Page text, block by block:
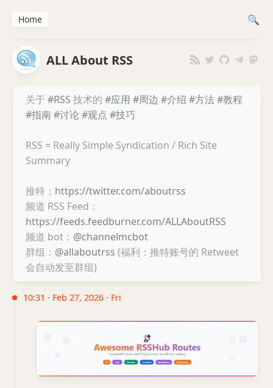
ALL About RSS
关于 #RSS 技术的 #应用 #周边 #介绍 #方法#教程
#指南#讨论 #观点 #技巧
RSS = Really Simple Syndication / Rich Site
Summary
推特： https://twitter.com/aboutrss
频道 RSS Feed：
https://feeds.feedburner.com/ALLAboutRSS
频道 bot： @channelmcbot
群组： @allaboutrss (福利：推特账号的 Retweet
会自动发至群组)
10:31 · Feb 27, 2026 · Fri
Home